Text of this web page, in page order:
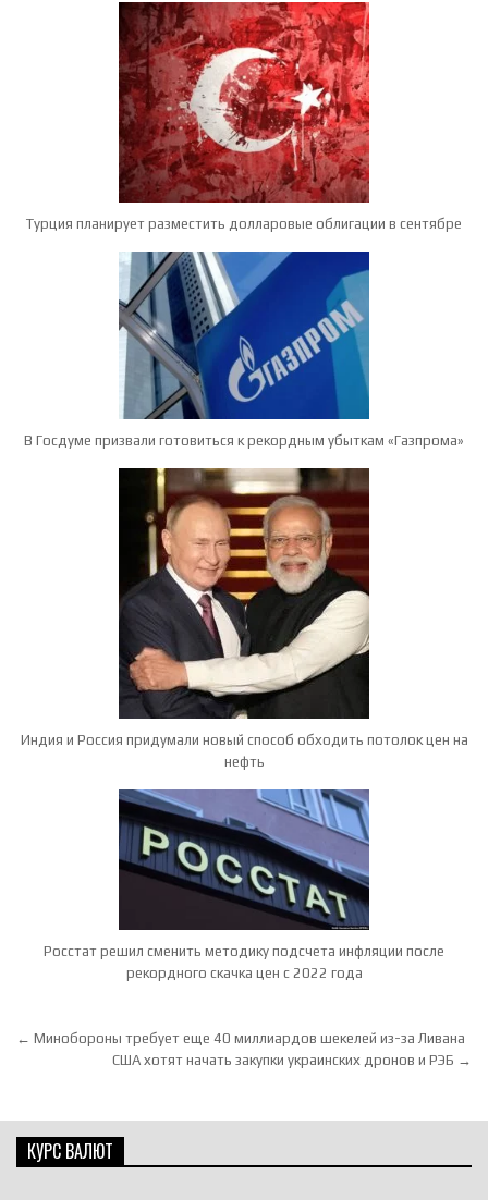
Турция планирует разместить долларовые облигации в сентябре
В Госдуме призвали готовиться к рекордным убыткам «Газпрома»
Индия и Россия придумали новый способ обходить потолок цен на
нефть
Росстат решил сменить методику подсчета инфляции после
рекордного скачка цен с 2022 года
Навигация по записям
← Минобороны требует еще 40 миллиардов шекелей из-за Ливана
США хотят начать закупки украинских дронов и РЭБ →
КУРС ВАЛЮТ